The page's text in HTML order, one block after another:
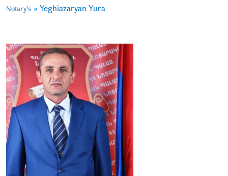
Notary's » Yeghiazaryan Yura